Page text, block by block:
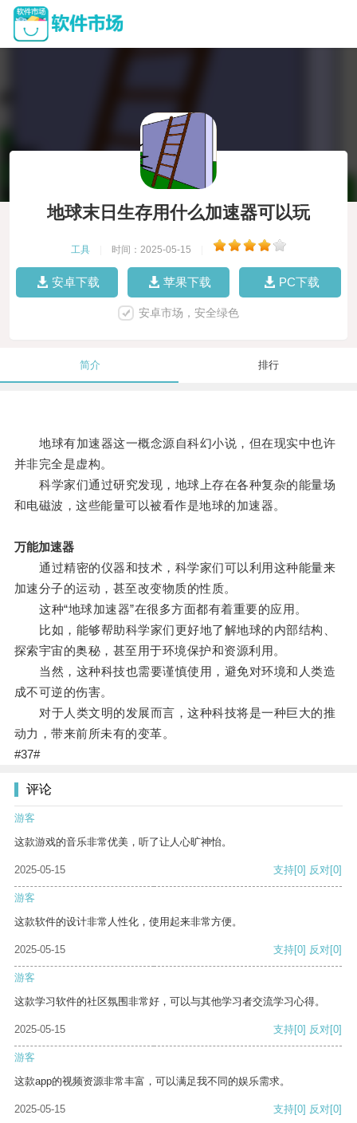
地球末日生存用什么加速器可以玩
工具 时间：2025-05-15
安卓下载 苹果下载 PC下载
安卓市场，安全绿色
简介 排行
地球有加速器这一概念源自科幻小说，但在现实中也许
并非完全是虚构。
科学家们通过研究发现，地球上存在各种复杂的能量场
和电磁波，这些能量可以被看作是地球的加速器。
万能加速器
通过精密的仪器和技术，科学家们可以利用这种能量来
加速分子的运动，甚至改变物质的性质。
这种“地球加速器”在很多方面都有着重要的应用。
比如，能够帮助科学家们更好地了解地球的内部结构、
探索宇宙的奥秘，甚至用于环境保护和资源利用。
当然，这种科技也需要谨慎使用，避免对环境和人类造
成不可逆的伤害。
对于人类文明的发展而言，这种科技将是一种巨大的推
动力，带来前所未有的变革。
#37#
评论
游客
这款游戏的音乐非常优美，听了让人心旷神怡。
2025-05-15 支持[0] 反对[0]
游客
这款软件的设计非常人性化，使用起来非常方便。
2025-05-15 支持[0] 反对[0]
游客
这款学习软件的社区氛围非常好，可以与其他学习者交流学习心得。
2025-05-15 支持[0] 反对[0]
游客
这款app的视频资源非常丰富，可以满足我不同的娱乐需求。
2025-05-15 支持[0] 反对[0]